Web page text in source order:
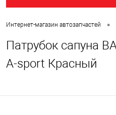
Интернет-магазин автозапчастей •
Патрубок сапуна
A-sport Красный